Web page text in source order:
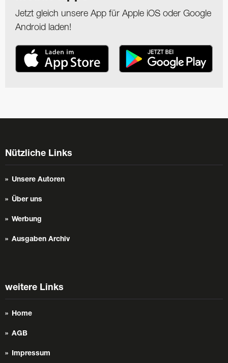
Jetzt gleich unsere App für Apple iOS oder Google
Android laden!
Nützliche Links
Unsere Autoren
Über uns
Werbung
Ausgaben Archiv
weitere Links
Home
AGB
Impressum